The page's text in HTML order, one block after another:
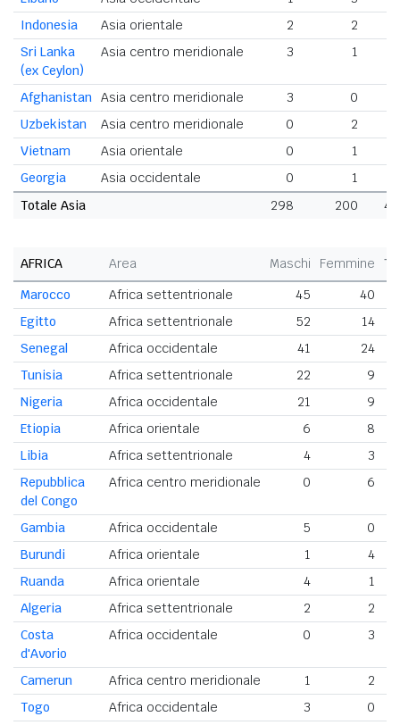
Indonesia
Asia orientale 2
2
Sri Lanka
(ex Ceylon)
Asia centro meridionale 3 1
Afghanistan Asia centro meridionale 3
0
Uzbekistan
Asia centro meridionale 0
2
Vietnam
Asia orientale 0
1
Georgia
Asia occidentale 0
1
Totale Asia
298 200
AFRICA Area Maschi Femmine
Marocco
Africa settentrionale 45
40
Egitto
Africa settentrionale 52
14
Senegal
Africa occidentale 41
24
Tunisia
Africa settentrionale 22
9
Nigeria
Africa occidentale 21
9
Etiopia
Africa orientale 6
8
Libia
Africa settentrionale 4
3
Repubblica
del Congo
Africa centro meridionale 0 6
Gambia Africa occidentale 5
0
Burundi
Africa orientale 1
4
Ruanda
Africa orientale 4
1
Algeria
Africa settentrionale 2
2
Costa
d'Avorio
Africa occidentale 0 3
Camerun Africa centro meridionale 1
2
Togo
Africa occidentale 3
0